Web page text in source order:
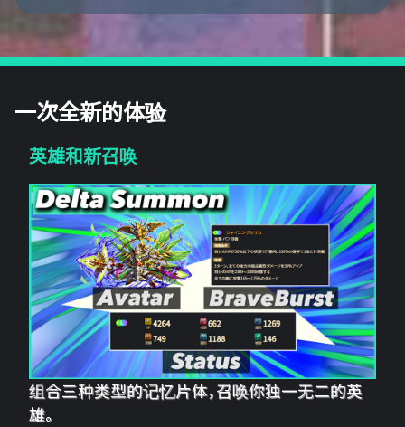
一次全新的体验
英雄和新召唤
组合三种类型的记忆片体，召唤你独一无二的英
雄。